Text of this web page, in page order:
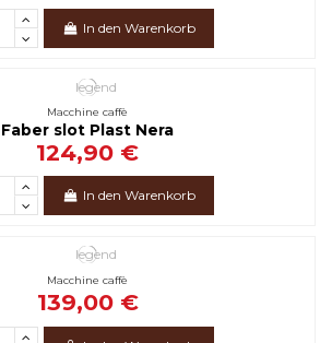
In den Warenkorb
Macchine caffè
Faber slot Plast Nera
124,90 €
In den Warenkorb
Macchine caffè
139,00 €